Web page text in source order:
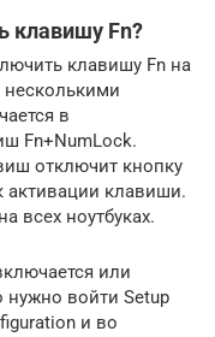
клавишу Fn?
клавишу Fn на
несколькими
в
Fn+NumLock.
отключит кнопку
активации клавиши.
всех ноутбуках.
или
нужно войти Setup
и во